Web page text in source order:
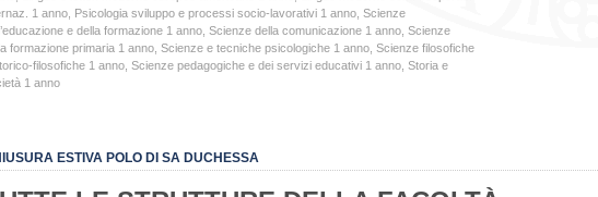
1 anno, Psicologia sviluppo e processi socio-lavorativi 1 anno, Scienze
e della formazione 1 anno, Scienze della comunicazione 1 anno, Scienze
formazione primaria 1 anno, Scienze e tecniche psicologiche 1 anno, Scienze filosofiche
filosofiche 1 anno, Scienze pedagogiche e dei servizi educativi 1 anno, Storia e
1 anno
ESTIVA POLO DI SA DUCHESSA